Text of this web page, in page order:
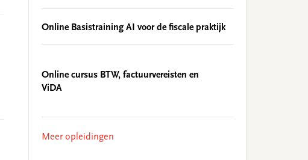
Online Basistraining AI voor de fiscale praktijk
Online cursus BTW, factuurvereisten en
ViDA
Meer opleidingen